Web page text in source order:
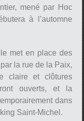
mené par Hoc
à l’automne
met en place des
la rue de la Paix,
claire et clôtures
ouverts, et la
dans
Saint-Michel.